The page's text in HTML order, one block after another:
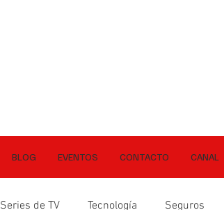
BLOG EVENTOS CONTACTO CANAL
Series de TV Tecnología Seguros